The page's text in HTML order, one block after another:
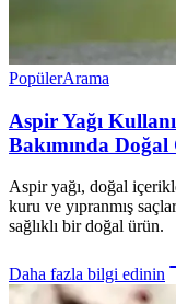
PopülerArama
Aspir Yağı
Bakımında Doğal
Aspir yağı, doğal
kuru ve yıpranmış
sağlıklı bir doğal ürün.
Daha fazla bilgi edinin